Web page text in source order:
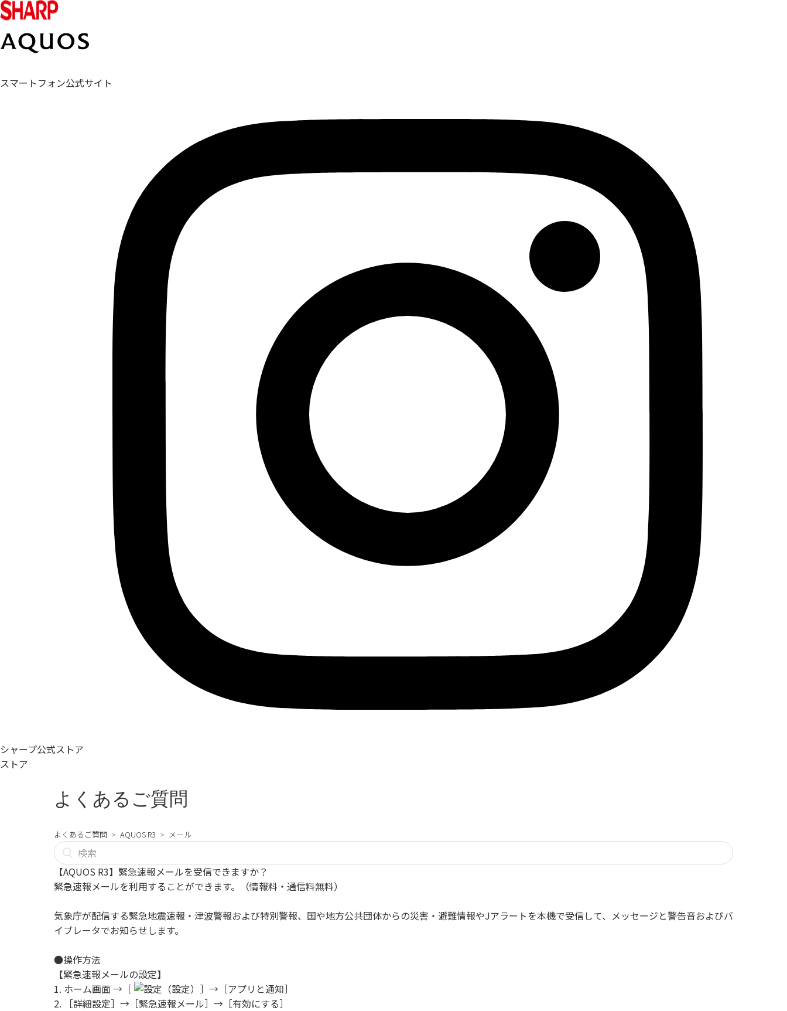
スマートフォン公式サイト
シャープ公式ストア
ストア
よくあるご質問
よくあるご質問 AQUOS R3 メール
【AQUOS R3】緊急速報メールを受信できますか？
緊急速報メールを利用することができます。（情報料・通信料無料）
気象庁が配信する緊急地震速報・津波警報および特別警報、国や地方公共団体からの災害・避難情報やJアラートを本機で受信して、メッセージと警告音およびバ
イブレータでお知らせします。
●操作方法
【緊急速報メールの設定】
1. ホーム画面 →［
（設定）］→［アプリと通知］
2. ［詳細設定］→［緊急速報メール］→［有効にする］